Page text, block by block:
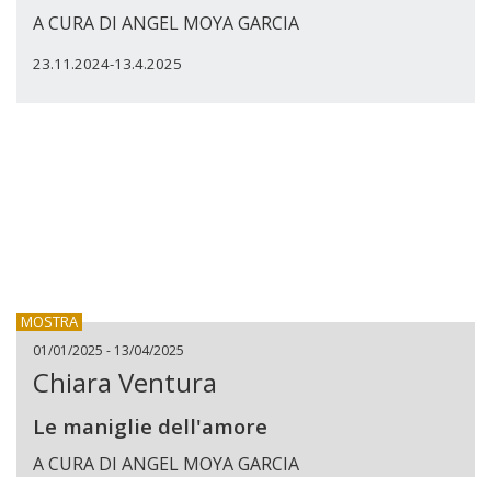
A CURA DI ANGEL MOYA GARCIA
23.11.2024-13.4.2025
MOSTRA
01/01/2025 - 13/04/2025
Chiara Ventura
Le maniglie dell'amore
A CURA DI ANGEL MOYA GARCIA